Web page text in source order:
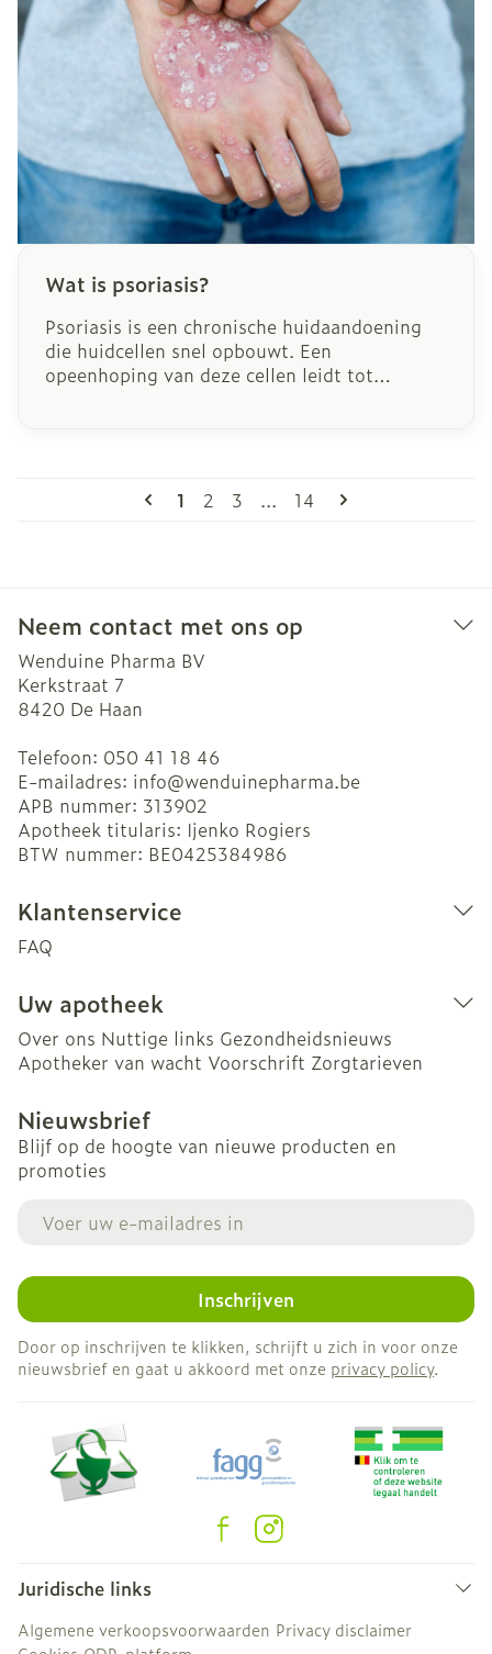
Wat is psoriasis?
Psoriasis is een chronische huidaandoening
die huidcellen snel opbouwt. Een
opeenhoping van deze cellen leidt tot
Pagina's
U lees momenteel pagina
1 Pagina
2 Pagina
3 ... Pagina
14
Neem contact met ons op
Wenduine Pharma BV
Kerkstraat 7
8420 De Haan
Telefoon: 050 41 18 46
E-mailadres: info@wenduinepharma.be
APB nummer: 313902
Apotheek titularis: Ijenko Rogiers
BTW nummer: BE0425384986
Klantenservice
FAQ
Uw apotheek
Over ons Nuttige links Gezondheidsnieuws
Apotheker van wacht Voorschrift Zorgtarieven
Nieuwsbrief
Blijf op de hoogte van nieuwe producten en
promoties
Inschrijven
Door op inschrijven te klikken, schrijft u zich in voor onze
nieuwsbrief en gaat u akkoord met onze privacy policy.
Juridische links
Algemene verkoopsvoorwaarden Privacy disclaimer